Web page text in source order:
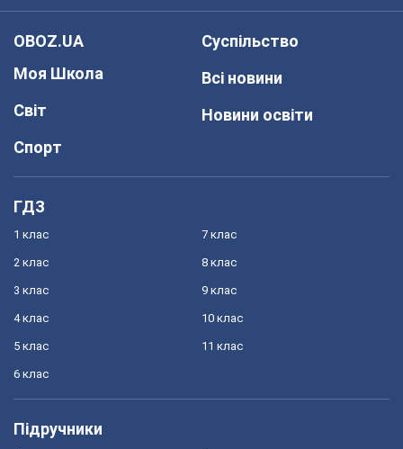
OBOZ.UA
Моя Школа
Світ
Спорт
Суспільство
Всі новини
Новини освіти
ГДЗ
1 клас
2 клас
3 клас
4 клас
5 клас
6 клас
7 клас
8 клас
9 клас
10 клас
11 клас
Підручники